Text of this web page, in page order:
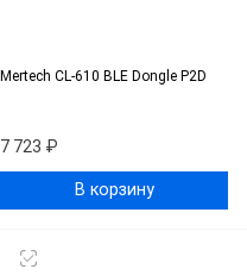
Mertech CL-610 BLE Dongle P2D
7 723 ₽
В корзину